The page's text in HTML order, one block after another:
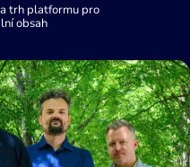
trh platformu pro
obsah